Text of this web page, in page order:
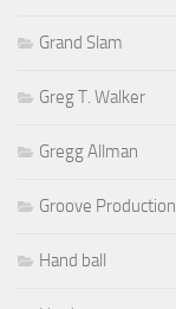
Grand Slam
Greg T. Walker
Gregg Allman
Groove Production
Hand ball